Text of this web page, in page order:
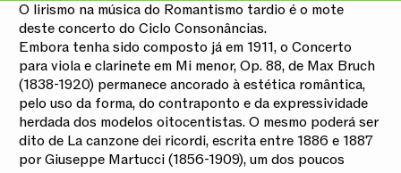
O lirismo na música do Romantismo tardio é o mote
deste concerto do Ciclo Consonâncias.
Embora tenha sido composto já em 1911, o Concerto
para viola e clarinete em Mi menor, Op. 88, de Max Bruch
(1838-1920) permanece ancorado à estética romântica,
pelo uso da forma, do contraponto e da expressividade
herdada dos modelos oitocentistas. O mesmo poderá ser
dito de La canzone dei ricordi, escrita entre 1886 e 1887
por Giuseppe Martucci (1856-1909), um dos poucos